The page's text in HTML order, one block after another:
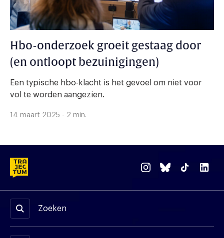
Hbo-onderzoek groeit gestaag door
(en ontloopt bezuinigingen)
Een typische hbo-klacht is het gevoel om niet voor
vol te worden aangezien.
14 maart 2025 - 2 min.
Zoeken